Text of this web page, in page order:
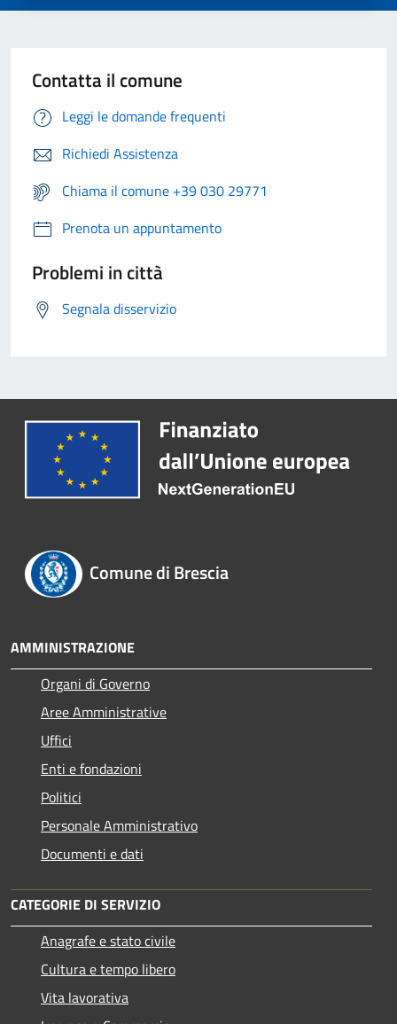
Contatta il comune
Leggi le domande frequenti
Richiedi Assistenza
Chiama il comune +39 030 29771
Prenota un appuntamento
Problemi in città
Segnala disservizio
Comune di Brescia
AMMINISTRAZIONE
Organi di Governo
Aree Amministrative
Uffici
Enti e fondazioni
Politici
Personale Amministrativo
Documenti e dati
CATEGORIE DI SERVIZIO
Anagrafe e stato civile
Cultura e tempo libero
Vita lavorativa